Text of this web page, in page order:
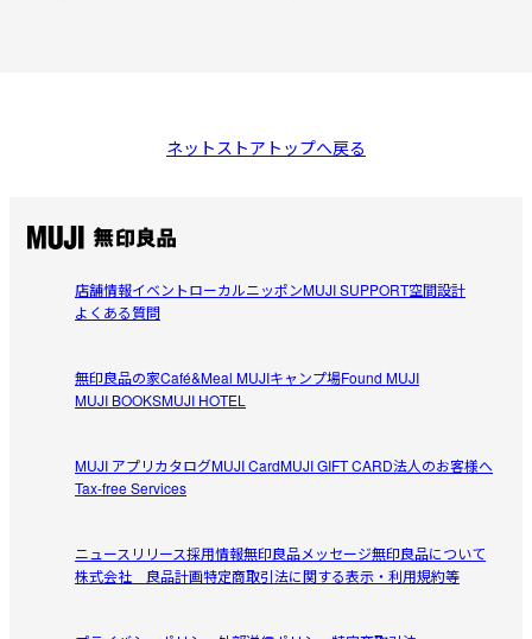
ネットストアトップへ戻る
店舗情報イベントローカルニッポンMUJI SUPPORT空間設計
よくある質問
無印良品の家Café&Meal MUJIキャンプ場Found MUJI
MUJI BOOKSMUJI HOTEL
MUJI アプリカタログMUJI CardMUJI GIFT CARD法人のお客様へ
Tax-free Services
ニュースリリース採用情報無印良品メッセージ無印良品について
株式会社 良品計画特定商取引法に関する表示・利用規約等